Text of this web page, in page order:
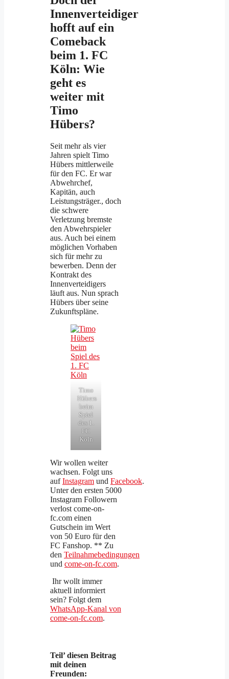
Innenverteidiger
hofft auf ein
Comeback
beim 1. FC
Köln: Wie
geht es
weiter mit
Timo
Hübers?
Seit mehr als vier
Jahren spielt Timo
Hübers mittlerweile
für den FC. Er war
Abwehrchef,
Kapitän, auch
Leistungsträger., doch
die schwere
Verletzung bremste
den Abwehrspieler
aus. Auch bei einem
möglichen Vorhaben
sich für mehr zu
bewerben. Denn der
Kontrakt des
Innenverteidigers
läuft aus. Nun sprach
Hübers über seine
Zukunftspläne.
Timo
Hübers
beim
Spiel
des 1.
FC
Köln
Wir wollen weiter
wachsen. Folgt uns
aufInstagram und Facebook.
Unter den ersten 5000
Instagram Followern
verlost come-on-
fc.com einen
Gutschein im Wert
von 50 Euro für den
FC Fanshop. ** Zu
den Teilnahmebedingungen
und come-on-fc.com.
Ihr wollt immer
aktuell informiert
sein? Folgt dem
WhatsApp-Kanal von
come-on-fc.com.
Teil’ diesen Beitrag
mit deinen
Freunden: